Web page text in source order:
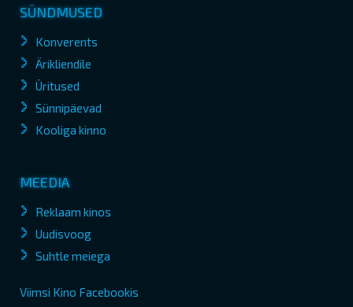
SÜNDMUSED
Konverents
Ärikliendile
Üritused
Sünnipäevad
Kooliga kinno
MEEDIA
Reklaam kinos
Uudisvoog
Suhtle meiega
Viimsi Kino Facebookis